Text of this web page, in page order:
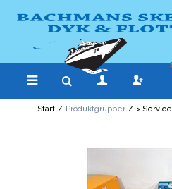
Start / Produktgrupper / > Service